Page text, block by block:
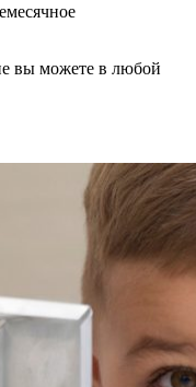
вы можете в любой